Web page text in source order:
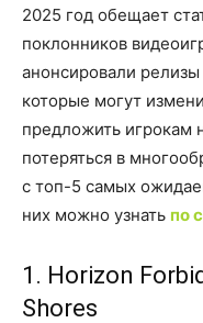
2025 год обещает
поклонников
анонсировали
которые могут
предложить игрокам
потеряться в
с топ-5 самых
них можно узнать по
1. Horizon
Shores